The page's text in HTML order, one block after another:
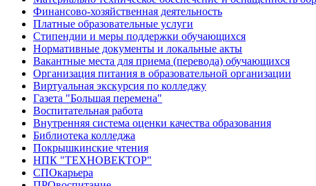
Финансово-хозяйственная деятельность
Платные образовательные услуги
Стипендии и меры поддержки обучающихся
Нормативные документы и локальные акты
Вакантные места для приема (перевода) обучающихся
Организация питания в образовательной организации
Виртуальная экскурсия по колледжу
Газета "Большая перемена"
Воспитательная работа
Внутренняя система оценки качества образования
Библиотека колледжа
Покрышкинские чтения
НПК "ТЕХНОВЕКТОР"
СПОкарьера